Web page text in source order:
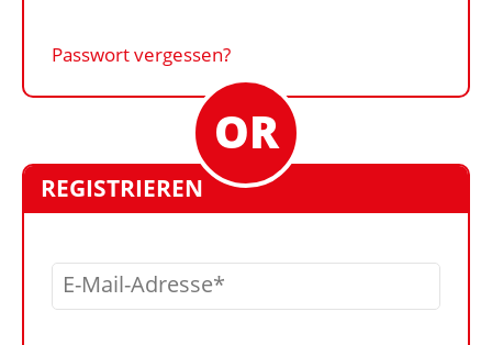
Passwort vergessen?
REGISTRIEREN
E-Mail-Adresse